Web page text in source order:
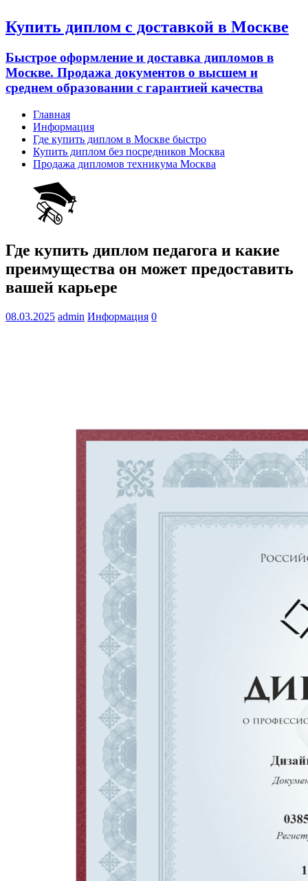
Купить диплом с доставкой в Москве
Быстрое оформление и доставка дипломов в
Москве. Продажа документов о высшем и
среднем образовании с гарантией качества
Главная
Информация
Где купить диплом в Москве быстро
Купить диплом без посредников Москва
Продажа дипломов техникума Москва
Где купить диплом педагога и какие
преимущества он может предоставить
вашей карьере
08.03.2025 admin Информация 0